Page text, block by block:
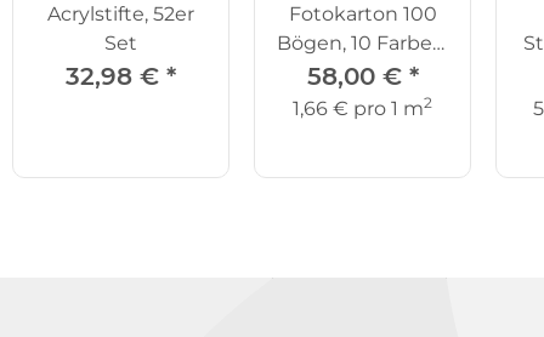
Acrylstifte, 52er
Set
32,98 € *
Fotokarton 100
Bögen, 10 Farben,
50 x 70 cm
58,00 € *
1,66 € pro 1 m2